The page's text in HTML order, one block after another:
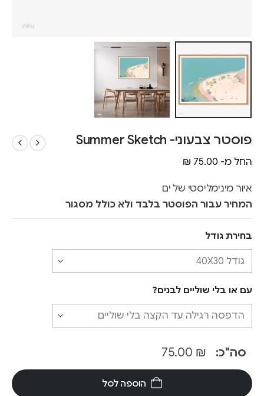
פוסטר צבעוני- Summer Sketch
החל מ- ₪ 75.00
איור מינימליסטי של ים
המחיר עבור הפוסטר בלבד ולא כולל מסגור
בחירת גודל
עם או בלי שוליים לבנים?
סה"כ: ₪
הוספה לסל